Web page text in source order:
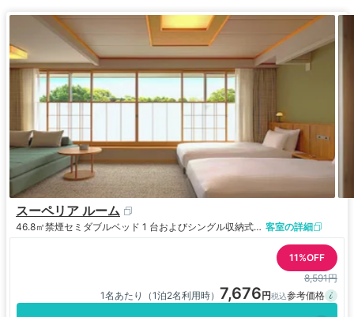
スーペリア ルーム
46.8㎡禁煙 セミダブルベッド 1 台およびシングル収納式ベッド 2 台 客室の詳細
11%OFF
8,591円
1名あたり（1泊2名利用時） 7,676